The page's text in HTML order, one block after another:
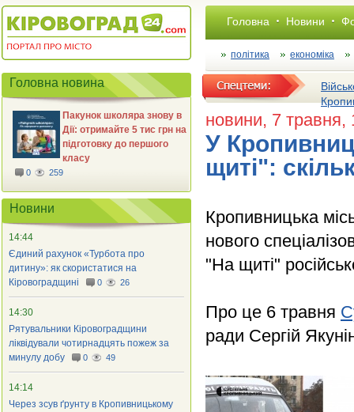
Головна Новини
політика економіка
новини, 7 травня,
У
щиті":
Кропивницька
нового
"На щиті"
Про це 6 травня
ради Сергій
Головна новина
Пакунок школяра знову в
Дії: отримайте 5 тис грн на
підготовку до першого
класу
0 259
Новини
14:44
Єдиний рахунок «Турбота про
дитину»: як скористатися на
Кіровоградщині
0 26
14:30
Рятувальники Кіровоградщини
ліквідували чотирнадцять пожеж за
минулу добу
0 49
14:14
Через зсув ґрунту в Кропивницькому